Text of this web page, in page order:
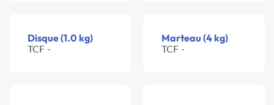
Disque (1.0 kg)
TCF -
Marteau (4 kg)
TCF -